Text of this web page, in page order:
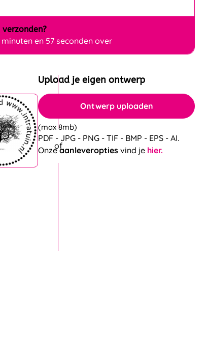
verzonden?
minuten en 55 seconden over
Upload je eigen ontwerp
Ontwerp uploaden
(max 8mb)
PDF - JPG - PNG - TIF - BMP - EPS - AI.
Onzeaanleveropties vind je hier.